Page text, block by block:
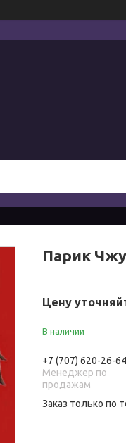
Парик
Цену
В наличии
+7 (707) 620-26-64
Менеджер по
продажам
Заказ только по